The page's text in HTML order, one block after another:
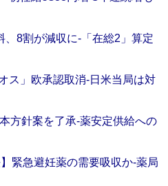
、8割が減収に‐「在総2」算定
ス」欧承認取消‐日米当局は対
方針案を了承‐薬安定供給への
緊急避妊薬の需要吸収か‐薬局